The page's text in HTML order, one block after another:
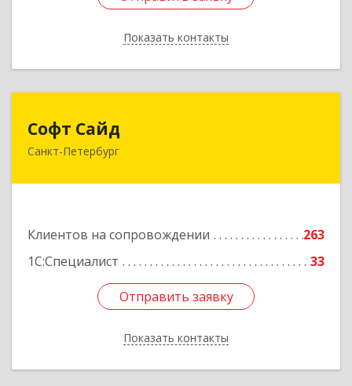
Показать контакты
Назад
Софт Сайд
Санкт-Петербург
Клиентов на сопровождении
263
1С:Специалист
33
Отправить заявку
Показать контакты
190020, Санкт-Петербург г, Рижский пр, дом №
Отправить заявку
Назад